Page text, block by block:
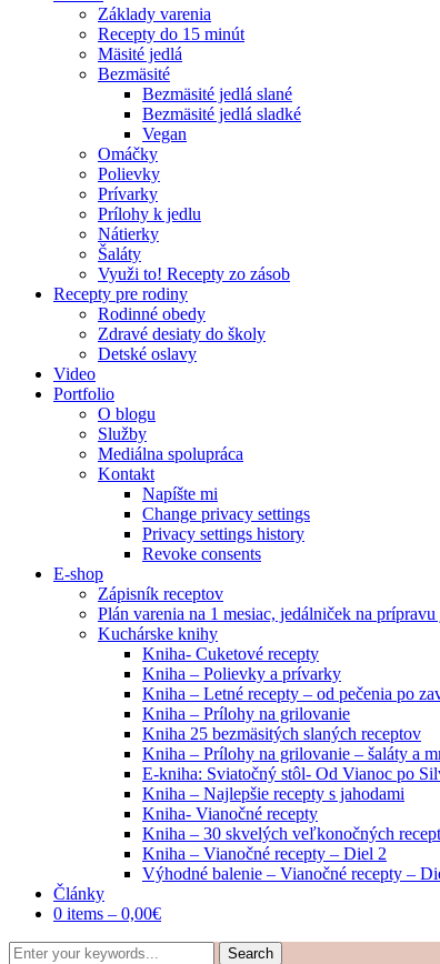
Základy varenia
Recepty do 15 minút
Mäsité jedlá
Bezmäsité
Bezmäsité jedlá slané
Bezmäsité jedlá sladké
Vegan
Omáčky
Polievky
Prívarky
Prílohy k jedlu
Nátierky
Šaláty
Využi to! Recepty zo zásob
Recepty pre rodiny
Rodinné obedy
Zdravé desiaty do školy
Detské oslavy
Video
Portfolio
O blogu
Služby
Mediálna spolupráca
Kontakt
Napíšte mi
Change privacy settings
Privacy settings history
Revoke consents
E-shop
Zápisník receptov
Plán varenia na 1 mesiac, jedálniček na prípravu
Kuchárske knihy
Kniha- Cuketové recepty
Kniha – Polievky a prívarky
Kniha – Letné recepty – od pečenia po
Kniha – Prílohy na grilovanie
Kniha 25 bezmäsitých slaných receptov
Kniha – Prílohy na grilovanie – šaláty a
E-kniha: Sviatočný stôl- Od Vianoc po
Kniha – Najlepšie recepty s jahodami
Kniha- Vianočné recepty
Kniha – 30 skvelých veľkonočných
Kniha – Vianočné recepty – Diel 2
Výhodné balenie – Vianočné recepty –
Články
0 items – 0,00€